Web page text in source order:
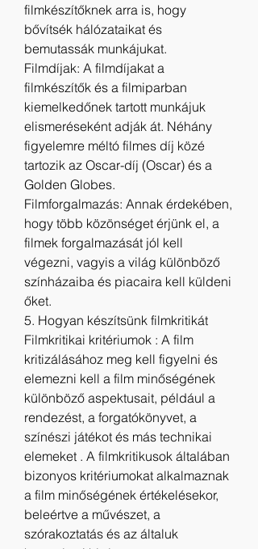
filmkészítőknek arra is, hogy
bővítsék hálózataikat és
bemutassák munkájukat.
Filmdíjak: A filmdíjakat a
filmkészítők és a filmiparban
kiemelkedőnek tartott munkájuk
elismeréseként adják át. Néhány
figyelemre méltó filmes díj közé
tartozik az Oscar-díj (Oscar) és a
Golden Globes.
Filmforgalmazás: Annak érdekében,
hogy több közönséget érjünk el, a
filmek forgalmazását jól kell
végezni, vagyis a világ különböző
színházaiba és piacaira kell küldeni
őket.
5. Hogyan készítsünk filmkritikát
Filmkritikai kritériumok : A film
kritizálásához meg kell figyelni és
elemezni kell a film minőségének
különböző aspektusait, például a
rendezést, a forgatókönyvet, a
színészi játékot és más technikai
elemeket . A filmkritikusok általában
bizonyos kritériumokat alkalmaznak
a film minőségének értékelésekor,
beleértve a művészet, a
szórakoztatás és az általuk